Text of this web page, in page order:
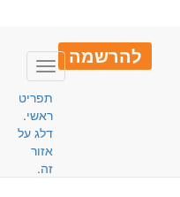
להרשמה
Toggle
תפריט
ראשי.
דלג על
אזור
זה.